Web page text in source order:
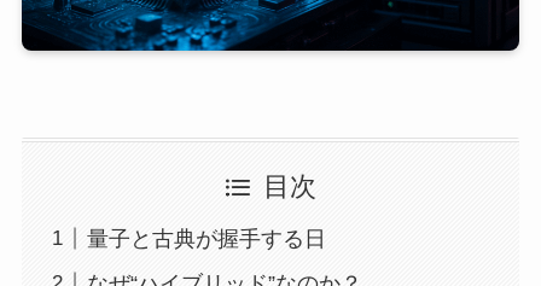
目次
量子と古典が握手する日